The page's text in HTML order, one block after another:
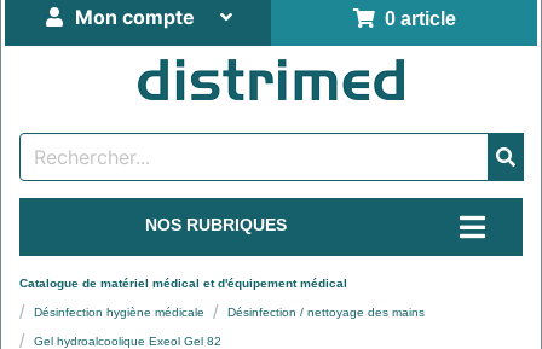
0 article
Mon compte
NOS RUBRIQUES
Catalogue de matériel médical et d'équipement médical
Désinfection hygiène médicale Désinfection / nettoyage des mains
Gel hydroalcoolique Exeol Gel 82